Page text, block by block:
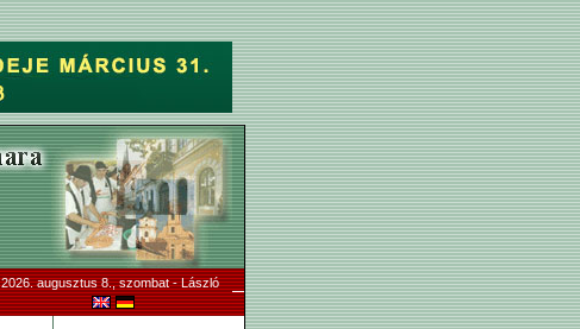
2026. augusztus 8., szombat - László